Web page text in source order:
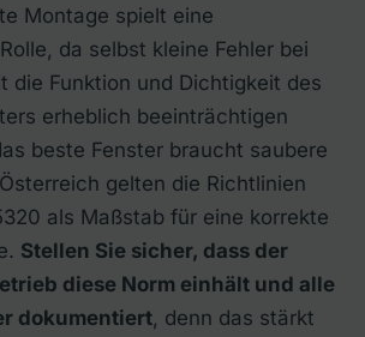
Montage spielt eine
da selbst kleine Fehler bei
die Funktion und Dichtigkeit des
erheblich beeinträchtigen
beste Fenster braucht saubere
gelten die Richtlinien
als Maßstab für eine korrekte
Stellen Sie sicher, dass der
diese Norm einhält und alle
dokumentiert , denn das stärkt